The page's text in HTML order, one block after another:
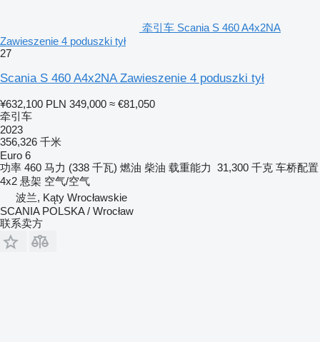
牵引车 Scania S 460 A4x2NA
Zawieszenie 4 poduszki tył
27
Scania S 460 A4x2NA Zawieszenie 4 poduszki tył
¥632,100 PLN 349,000 ≈ €81,050
牵引车
2023
356,326 千米
Euro 6
功率 460 马力 (338 千瓦) 燃油 柴油 载重能力 31,300 千克 车桥配置
4x2 悬架 空气/空气
波兰, Kąty Wrocławskie
SCANIA POLSKA / Wrocław
联系卖方